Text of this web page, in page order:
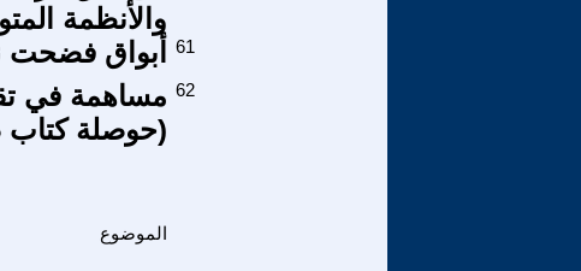
والأنظمة
أبواق فضحت 61
مساهمة في
(حوصلة كتاب
62
الموضوع